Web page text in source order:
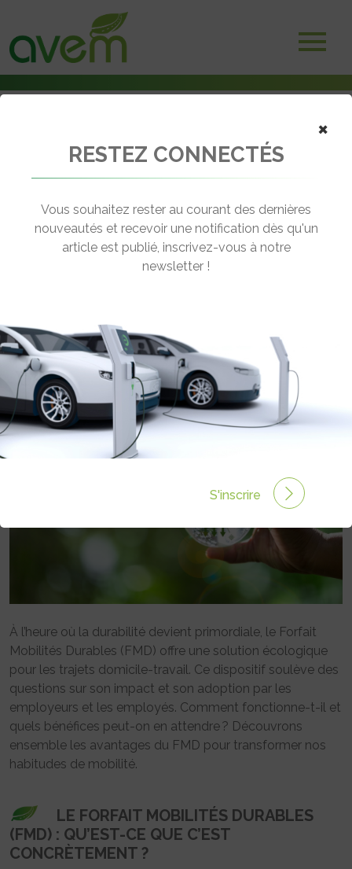
Le forfait mobilités durables : en quoi ça consiste ?
← Revenir aux actualités
EN QUOI ÇA CONSISTE ?
Rédigé par Publireportage le 10 Mai 2024 à 10:00
commentaires
À l’heure où la durabilité devient primordiale, le Forfait
Mobilités Durables (FMD) offre une solution écologique
pour les trajets domicile-travail. Ce dispositif soulève des
questions sur son impact et son adoption par les
employeurs et les employés. Comment fonctionne-t-il et
quels bénéfices peut-on en attendre ? Découvrons
ensemble les avantages du FMD pour transformer nos
habitudes de mobilité.
LE FORFAIT MOBILITÉS DURABLES
(FMD) : QU’EST-CE QUE C’EST
CONCRÈTEMENT ?
×
RESTEZ CONNECTÉS
Vous souhaitez rester au courant des dernières
nouveautés et recevoir une notification dès qu'un
article est publié, inscrivez-vous à notre
newsletter !
S'inscrire